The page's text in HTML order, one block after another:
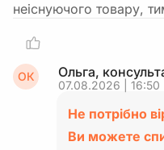
неіснуючого товару,
ОК Ольга,
07.08.2026 | 16:50
Не потрібно
Ви можете